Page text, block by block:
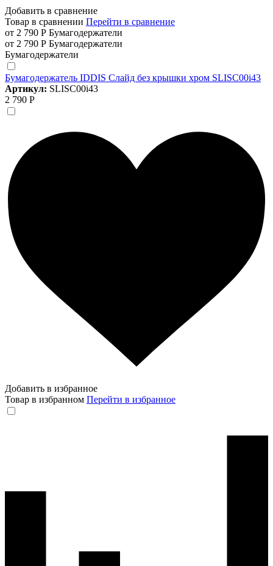
Добавить в сравнение
Товар в сравнении Перейти в сравнение
от 2 790 Р Бумагодержатели
от 2 790 Р Бумагодержатели
Бумагодержатели
Бумагодержатель IDDIS Слайд без крышки хром SLISC00i43
Артикул: SLISC00i43
2 790 Р
Добавить в избранное
Товар в избранном Перейти в избранное